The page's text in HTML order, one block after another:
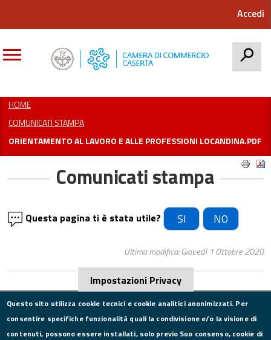
Accedi
HOME
COMUNICATI STAMPA
ORIENTAMENTO AL LAVORO E ALLE PROFESSIONI LOCANDINA.PDF
Comunicati stampa
Questa pagina ti è stata utile? SI NO
Ultima modifica: Giovedì 1 Ottobre 2020
CONTATTI
Impostazioni Privacy
Questo sito utilizza cookie tecnici e cookie analitici anonimizzati. Per
consentire specifiche funzionalità quali la condivisione e/o la visione di
contenuti, possono essere installati, solo previo Suo consenso, cookie di